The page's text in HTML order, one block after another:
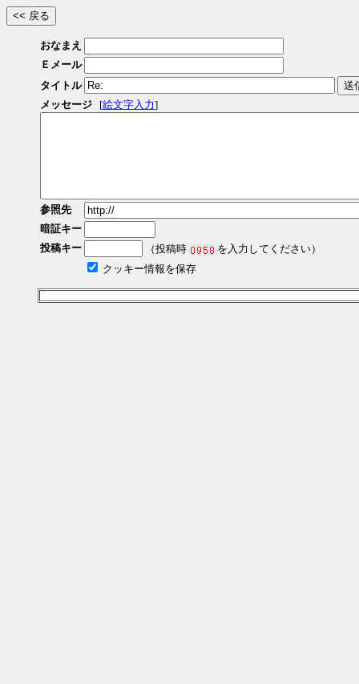
おなまえ
Ｅメール
タイトル
メッセージ
[絵文字入力]
参照先
暗証キー
投稿キー
（投稿時
を入力してください）
クッキー情報を保存